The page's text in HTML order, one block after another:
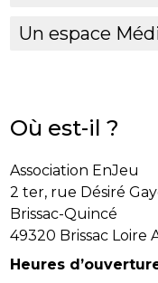
Un espace
Où est-il ?
Association EnJeu
2 ter, rue Désiré
Brissac-Quincé
49320 Brissac Loire
Heures